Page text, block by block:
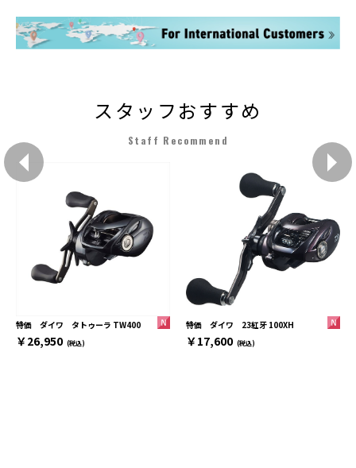
スタッフおすすめ
Staff Recommend
特価 ダイワ タトゥーラ TW400
￥26,950 (税込)
特価 ダイワ 23紅牙 100XH
￥17,600 (税込)